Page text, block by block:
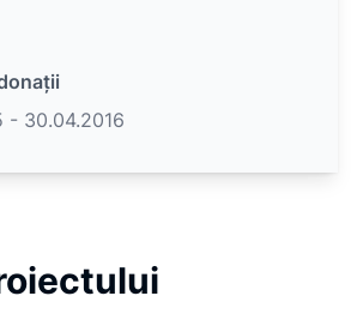
- 30.04.2016